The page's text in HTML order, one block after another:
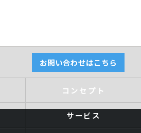
お問い合わせはこちら
コンセプト
サービス